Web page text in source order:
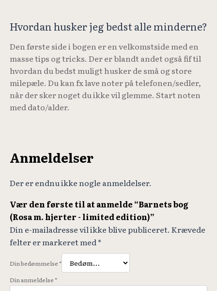
Hvordan husker jeg bedst alle minderne?
Den første side i bogen er en velkomstside med en
masse tips og tricks. Der er blandt andet også fif til
hvordan du bedst muligt husker de små og store
milepæle. Du kan fx lave noter på telefonen/sedler,
når der sker noget du ikke vil glemme. Start noten
med dato/alder.
Anmeldelser
Der er endnu ikke nogle anmeldelser.
Vær den første til at anmelde “Barnets bog
(Rosa m. hjerter - limited edition)”
Din e-mailadresse vil ikke blive publiceret. Krævede
felter er markeret med*
Din bedømmelse *
Din anmeldelse *